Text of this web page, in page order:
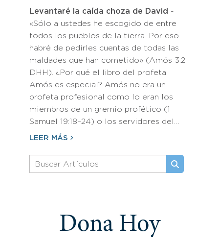
Levantaré la caída choza de David -
«Sólo a ustedes he escogido de entre
todos los pueblos de la tierra. Por eso
habré de pedirles cuentas de todas las
maldades que han cometido» (Amós 3:2
DHH). ¿Por qué el libro del profeta
Amós es especial? Amós no era un
profeta profesional como lo eran los
miembros de un gremio profético (1
Samuel 19:18–24) o los servidores del…
LEER MÁS
Dona Hoy